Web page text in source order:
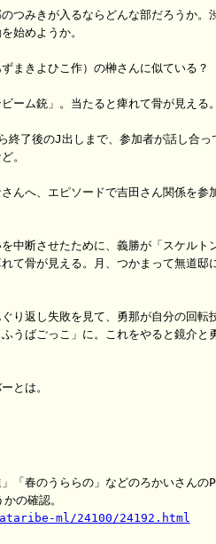
つみきが入るならどんな部だろうか。
始めようか。
まきよひこ作）の榊さんに似ている？
ーム銃」。当たると痺れて骨が見える
終了後のJ出しまで、参加者が話し合っ
。
んへ、エピソードで吉田さん関係を参
中断させたために、義勝が「スケルト
て骨が見える。月、つかまって無道邸
り返し失敗を見て、勇那が自分の回転
うばごっこ」に。これをやると鏡介と
「春のうららの」などのろかいさんの
ml/24100/24192.html